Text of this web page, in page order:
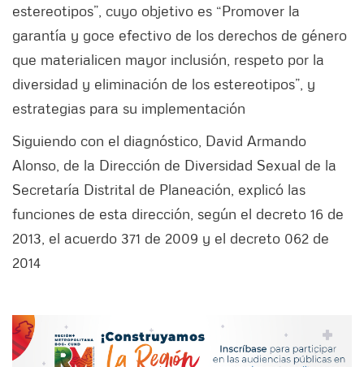
estereotipos”, cuyo objetivo es “Promover la
garantía y goce efectivo de los derechos de género
que materialicen mayor inclusión, respeto por la
diversidad y eliminación de los estereotipos”, y
estrategias para su implementación
Siguiendo con el diagnóstico, David Armando
Alonso, de la Dirección de Diversidad Sexual de la
Secretaría Distrital de Planeación, explicó las
funciones de esta dirección, según el decreto 16 de
2013, el acuerdo 371 de 2009 y el decreto 062 de
2014